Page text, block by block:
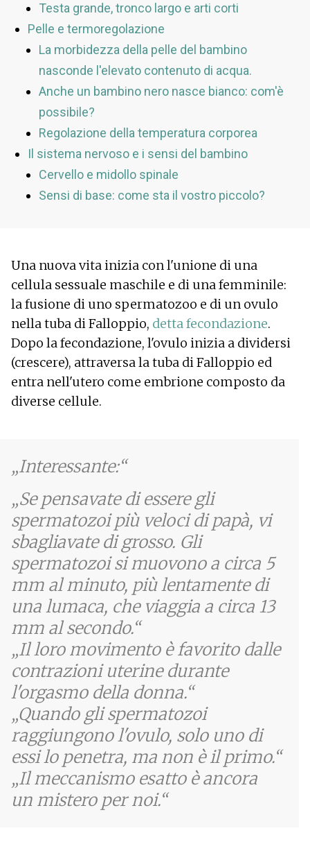
Testa grande, tronco largo e arti corti
Pelle e termoregolazione
La morbidezza della pelle del bambino
nasconde l'elevato contenuto di acqua.
Anche un bambino nero nasce bianco: com'è
possibile?
Regolazione della temperatura corporea
Il sistema nervoso e i sensi del bambino
Cervello e midollo spinale
Sensi di base: come sta il vostro piccolo?
Una nuova vita inizia con l'unione di una
cellula sessuale maschile e di una femminile:
la fusione di uno spermatozoo e di un ovulo
nella tuba di Falloppio, detta fecondazione.
Dopo la fecondazione, l'ovulo inizia a dividersi
(crescere), attraversa la tuba di Falloppio ed
entra nell'utero come embrione composto da
diverse cellule.
Interessante:
Se pensavate di essere gli
spermatozoi più veloci di papà, vi
sbagliavate di grosso. Gli
spermatozoi si muovono a circa 5
mm al minuto, più lentamente di
una lumaca, che viaggia a circa 13
mm al secondo.
Il loro movimento è favorito dalle
contrazioni uterine durante
l'orgasmo della donna.
Quando gli spermatozoi
raggiungono l'ovulo, solo uno di
essi lo penetra, ma non è il primo.
Il meccanismo esatto è ancora
un mistero per noi.